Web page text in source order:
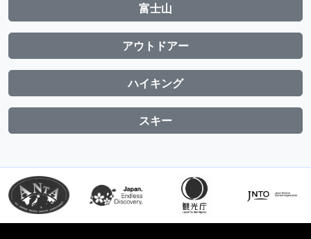
富士山
アウトドアー
ハイキング
スキー